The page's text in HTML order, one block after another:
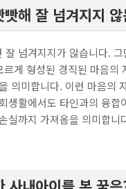
해 잘 넘겨지지
잘 넘겨지지가 않습니다.
게 형성된 경직된 마음의
의미합니다. 이런 마음의
생활에서도 타인과의 융합
실까지 가져옴을 의미합니